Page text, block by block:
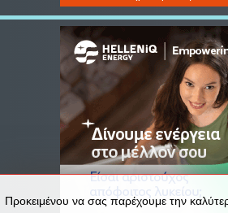
Προκειμένου να σας παρέχουμε την